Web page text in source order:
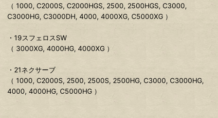
（ 1000, C2000S, C2000HGS, 2500, 2500HGS, C3000,
C3000HG, C3000DH, 4000, 4000XG, C5000XG ）
・19スフェロスSW
（ 3000XG, 4000HG, 4000XG ）
・21ネクサーブ
（ 1000, C2000S, 2500, 2500S, 2500HG, C3000, C3000HG,
4000, 4000HG, C5000HG ）